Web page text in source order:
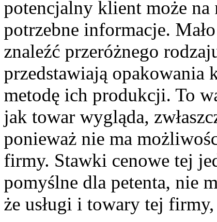
potencjalny klient może
potrzebne informacje.
znaleźć przeróżnego
przedstawiają opakowania
metodę ich produkcji. To
jak towar wygląda,
ponieważ nie ma
firmy. Stawki cenowe tej
pomyślne dla petenta, nie
że usługi i towary tej firmy,